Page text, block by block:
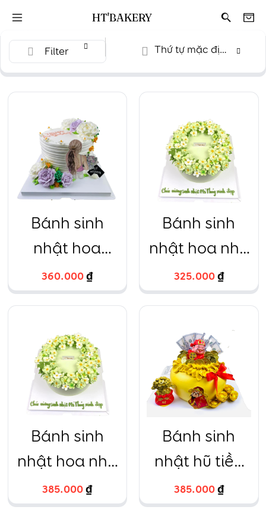
Filter Thứ tự mặc định
Bánh sinh
nhật hoa
hồng xinh xắn
360.000₫
Bánh sinh
nhật hoa nhỏ
18cm
325.000₫
Bánh sinh
nhật hoa nhỏ
20cm
385.000₫
Bánh sinh
nhật hũ tiền
vàng thần tài
385.000₫
HT'BAKERY